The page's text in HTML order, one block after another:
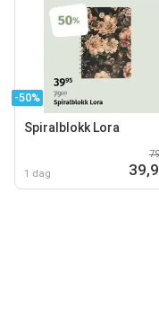
-50%
Spiralblokk Lora
1 dag